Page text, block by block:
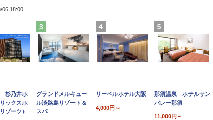
06 18:00
杉乃井ホ
ックスホ
ゾーツ）
グランドメルキュー
ル淡路島リゾート＆
スパ
リーベルホテル大阪
4,000円～
那須温泉 ホテルサン
バレー那須
11,000円～